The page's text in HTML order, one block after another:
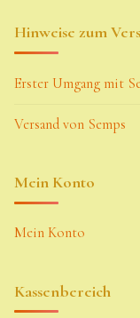
Hinweise zum
Erster Umgang mit
Versand von Semps
Mein Konto
Mein Konto
Kassenbereich